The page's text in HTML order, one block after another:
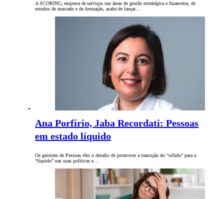
A SCORING, empresa de serviços nas áreas de gestão estratégica e financeira, de
estudos de mercado e de formação, acaba de lançar…
Ana Porfírio, Jaba Recordati: Pessoas
em estado líquido
Os gestores de Pessoas têm o desafio de promover a transição do “sólido” para o
“líquido” nas suas políticas e…